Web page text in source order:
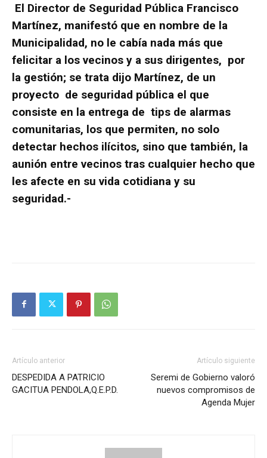
El Director de Seguridad Pública Francisco
Martínez, manifestó que en nombre de la
Municipalidad, no le cabía nada más que
felicitar a los vecinos y a sus dirigentes, por
la gestión; se trata dijo Martínez, de un
proyecto de seguridad pública el que
consiste en la entrega de tips de alarmas
comunitarias, los que permiten, no solo
detectar hechos ilícitos, sino que también, la
aunión entre vecinos tras cualquier hecho que
les afecte en su vida cotidiana y su
seguridad.-
Artículo anterior
DESPEDIDA A PATRICIO
GACITUA PENDOLA,Q.E.P.D.
Artículo siguiente
Seremi de Gobierno valoró
nuevos compromisos de
Agenda Mujer